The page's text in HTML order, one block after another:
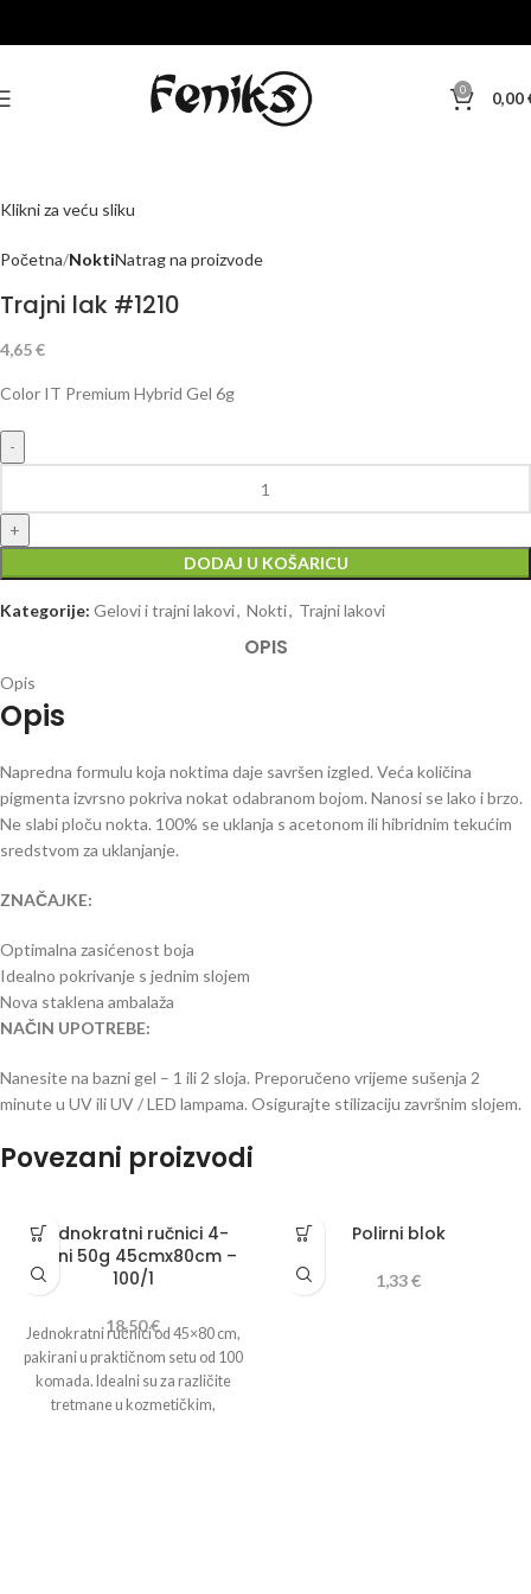
0 0,00
Klikni za veću sliku
Početna NoktiNatrag na proizvode
Trajni lak #1210
4,65€
Color IT Premium Hybrid Gel 6g
DODAJ U KOŠARICU
Kategorije: Gelovi i trajni lakovi, Nokti, Trajni lakovi
OPIS
Opis
Opis
Napredna formulu koja noktima daje savršen izgled. Veća količina
pigmenta izvrsno pokriva nokat odabranom bojom. Nanosi se lako i brzo.
Ne slabi ploču nokta. 100% se uklanja s acetonom ili hibridnim tekućim
sredstvom za uklanjanje.
ZNAČAJKE:
Optimalna zasićenost boja
Idealno pokrivanje s jednim slojem
Nova staklena ambalaža
NAČIN UPOTREBE:
Nanesite na bazni gel – 1 ili 2 sloja. Preporučeno vrijeme sušenja 2
minute u UV ili UV / LED lampama. Osigurajte stilizaciju završnim slojem.
Povezani proizvodi
Jednokratni ručnici 4-
slojni 50g 45cmx80cm –
100/1
18,50€
Jednokratni ručnici od 45×80 cm,
pakirani u praktičnom setu od 100
komada. Idealni su za različite
tretmane u kozmetičkim,
Polirni blok
1,33€